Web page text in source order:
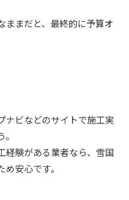
ままだと、最終的に予算オ
ナビなどのサイトで施工実
経験がある業者なら、雪国
安心です。